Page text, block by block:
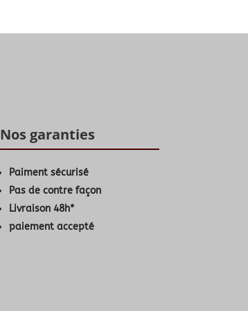
Nos garanties
Paiment sécurisé
Pas de contre façon
Livraison 48h*
paiement accepté